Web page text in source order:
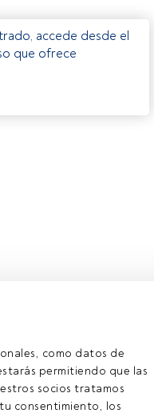
como datos de
permitiendo que las
socios tratamos
consentimiento, los
accede desde el
que ofrece